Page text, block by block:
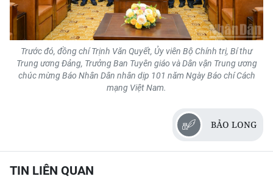
Trước đó, đồng chí Trịnh Văn Quyết, Ủy viên Bộ Chính trị, Bí thư
Trung ương Đảng, Trưởng Ban Tuyên giáo và Dân vận Trung ương
chúc mừng Báo Nhân Dân nhân dịp 101 năm Ngày Báo chí Cách
mạng Việt Nam.
BẢO LONG
TIN LIÊN QUAN